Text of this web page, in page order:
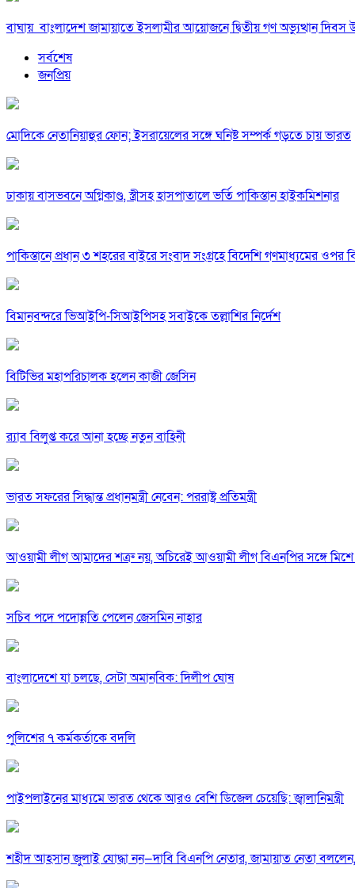
বাঘায় বাংলাদেশ জামায়াতে ইসলামীর আয়োজনে দ্বিতীয় গণ অভ্যুত্থান
সর্বশেষ
জনপ্রিয়
মোদিকে নেতানিয়াহুর ফোন; ইসরায়েলের সঙ্গে ঘনিষ্ট সম্পর্ক গড়তে চায় ভারত
ঢাকায় বাসভবনে অগ্নিকাণ্ড, স্ত্রীসহ হাসপাতালে ভর্তি পাকিস্তান হাইকমিশনার
পাকিস্তানে প্রধান ৩ শহরের বাইরে সংবাদ সংগ্রহে বিদেশি গণমাধ্যমের ওপর
বিমানবন্দরে ভিআইপি-সিআইপিসহ সবাইকে তল্লাশির নির্দেশ
বিটিভির মহাপরিচালক হলেন কাজী জেসিন
র‍্যাব বিলুপ্ত করে আনা হচ্ছে নতুন বাহিনী
ভারত সফরের সিদ্ধান্ত প্রধানমন্ত্রী নেবেন: পররাষ্ট্র প্রতিমন্ত্রী
আওয়ামী লীগ আমাদের শত্রু নয়, অচিরেই আওয়ামী লীগ বিএনপির সঙ্গে
সচিব পদে পদোন্নতি পেলেন জেসমিন নাহার
বাংলাদেশে যা চলছে, সেটা অমানবিক: দিলীপ ঘোষ
পুলিশের ৭ কর্মকর্তাকে বদলি
পাইপলাইনের মাধ্যমে ভারত থেকে আরও বেশি ডিজেল চেয়েছি: জ্বালানিমন্ত্রী
শহীদ আহসান জুলাই যোদ্ধা নন—দাবি বিএনপি নেতার, জামায়াত নেতা